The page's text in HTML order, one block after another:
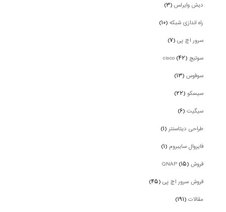
دیش وایرلس(۳)
راه اندازی شبکه(۱۰)
سرور اچ پی(۷)
سوئیچ cisco (۴۲)
سوفوس(۱۳)
سیسکو(۲۲)
سیگیت(۶)
طراحی دیتاسنتر(۱)
فایروال سایبروم (۱)
فروش QNAP (۱۵)
فروش سرور اچ پی(۴۵)
مقالات(۱۹۱)